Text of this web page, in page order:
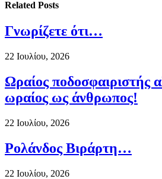
Related Posts
Γνωρίζετε ότι…
22 Ιουλίου, 2026
Ωραίος ποδοσφαιριστής
ωραίος ως άνθρωπος!
22 Ιουλίου, 2026
Ρολάνδος Βιράρτη…
22 Ιουλίου, 2026